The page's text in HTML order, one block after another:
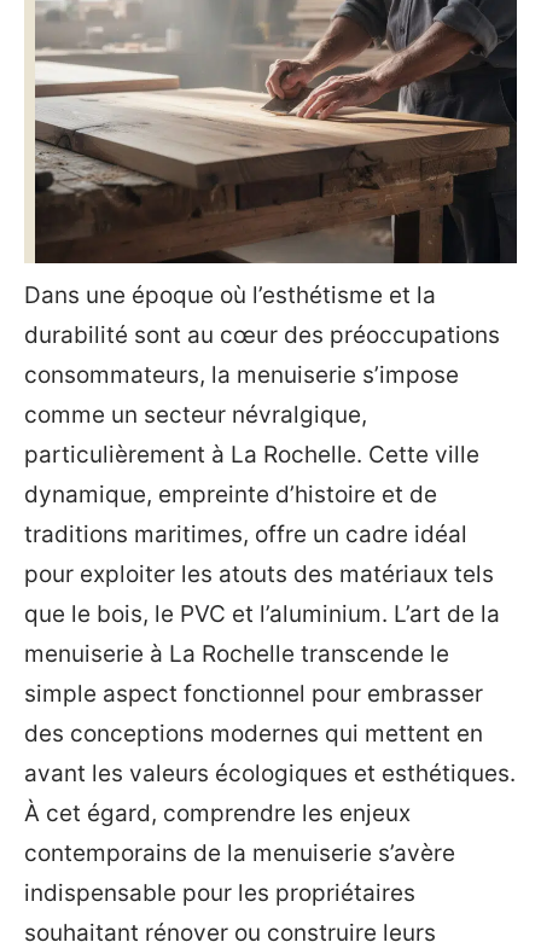
Dans une époque où l’esthétisme et la
durabilité sont au cœur des préoccupations
consommateurs, la menuiserie s’impose
comme un secteur névralgique,
particulièrement à La Rochelle. Cette ville
dynamique, empreinte d’histoire et de
traditions maritimes, offre un cadre idéal
pour exploiter les atouts des matériaux tels
que le bois, le PVC et l’aluminium. L’art de la
menuiserie à La Rochelle transcende le
simple aspect fonctionnel pour embrasser
des conceptions modernes qui mettent en
avant les valeurs écologiques et esthétiques.
À cet égard, comprendre les enjeux
contemporains de la menuiserie s’avère
indispensable pour les propriétaires
souhaitant rénover ou construire leurs